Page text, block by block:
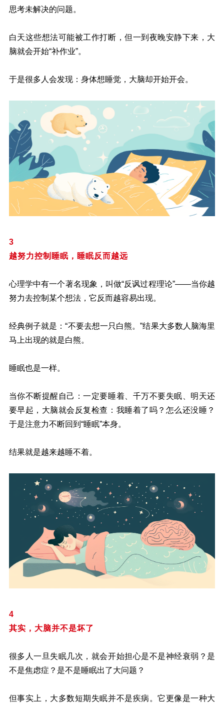
思考未解决的问题。
白天这些想法可能被工作打断，但一到夜晚安静下来，大
脑就会开始“补作业”。
于是很多人会发现：身体想睡觉，大脑却开始开会。
3
越努力控制睡眠，睡眠反而越远
心理学中有一个著名现象，叫做“反讽过程理论”——当你越
努力去控制某个想法，它反而越容易出现。
经典例子就是：“不要去想一只白熊。”结果大多数人脑海里
马上出现的就是白熊。
睡眠也是一样。
当你不断提醒自己：一定要睡着、千万不要失眠、明天还
要早起，大脑就会反复检查：我睡着了吗？怎么还没睡？
于是注意力不断回到“睡眠”本身。
结果就是越来越睡不着。
4
其实，大脑并不是坏了
很多人一旦失眠几次，就会开始担心是不是神经衰弱？是
不是焦虑症？是不是睡眠出了大问题？
但事实上，大多数短期失眠并不是疾病。它更像是一种大